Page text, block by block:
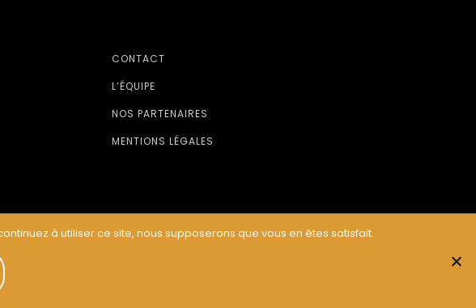
CONTACT
L’ÉQUIPE
NOS PARTENAIRES
MENTIONS LÉGALES
à utiliser ce site, nous supposerons que vous en êtes satisfait.